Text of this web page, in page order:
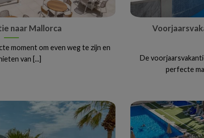
naar Mallorca
moment om even weg te zijn en
van [...]
De
perfecte